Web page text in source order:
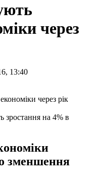
через
13:40
зростання на 4% в
зменшення